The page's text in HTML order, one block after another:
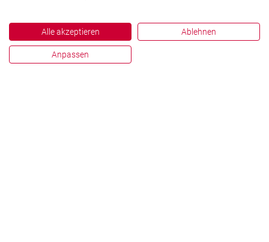
Alle akzeptieren Ablehnen
Anpassen